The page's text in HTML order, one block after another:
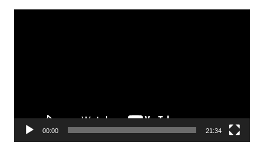
Reproductor
00:00 21:34